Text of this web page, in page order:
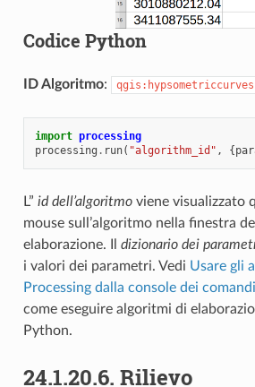
Codice Python
ID Algoritmo: qgis:hypsometriccurves
import processing
processing . run( "algorithm_id" , {
L” id dell’algoritmoviene visualizzato
mouse sull’algoritmo nella finestra
elaborazione. Il dizionario dei
i valori dei parametri. Vedi Usare gli
Processing dalla console dei comandi
come eseguire algoritmi di
Python.
24.1.20.6. Rilievo